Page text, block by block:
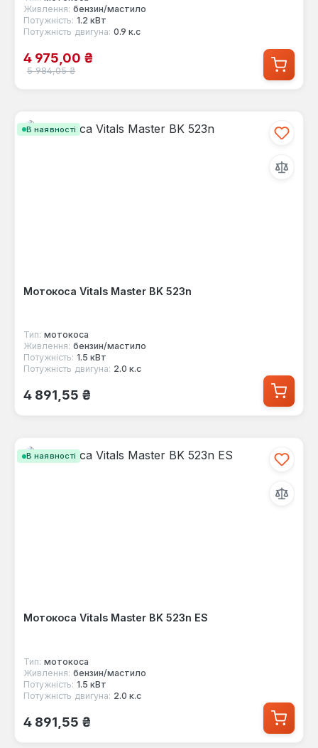
Живлення: бензин/мастило
Потужність: 1.2 кВт
Потужність двигуна: 0.9 к.с
Ціна продажу:
4 975,00 ₴
Звичайна ціна:
5 984,05 ₴
В наявності
Мотокоса Vitals Master BK 523n
Тип: мотокоса
Живлення: бензин/мастило
Потужність: 1.5 кВт
Потужність двигуна: 2.0 к.с
Звичайна ціна:
4 891,55 ₴
В наявності
Мотокоса Vitals Master BK 523n ES
Тип: мотокоса
Живлення: бензин/мастило
Потужність: 1.5 кВт
Потужність двигуна: 2.0 к.с
Звичайна ціна:
4 891,55 ₴